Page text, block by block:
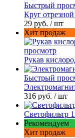
Быстрый
Круг
29 руб. / шт
Хит продаж
просмотр
Рукав
Быстрый
316 руб. / шт
Светофильтр
Рекомендуем
Хит продаж